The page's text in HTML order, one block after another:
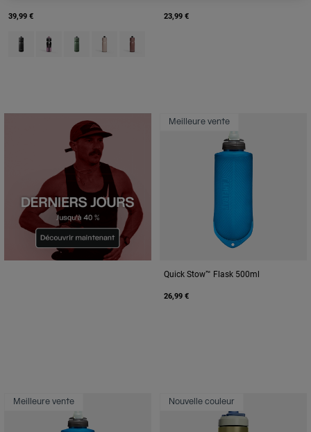
39,99 €
Product swatch type of Black.
Product swatch type of Mercury Lavender.
Product swatch type of Moss Green.
Product swatch type of Petal.
Product swatch type of Sierra Red.
23,99 €
Meilleure vente
Quick Stow™ Flask 500ml
26,99 €
Meilleure vente Nouvelle couleur